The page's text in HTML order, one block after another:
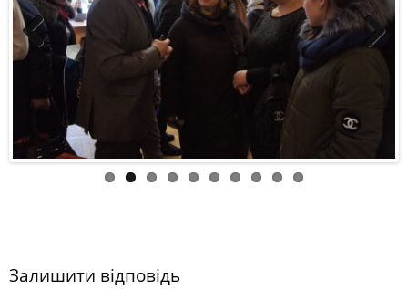
Previous Next
Залишити відповідь